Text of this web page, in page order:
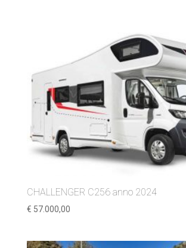
CHALLENGER C256 anno 2024
€ 57.000,00